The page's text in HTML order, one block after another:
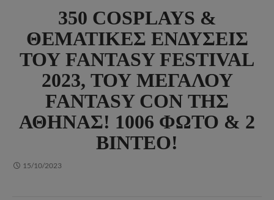
350 COSPLAYS &
ΘΕΜΑΤΙΚΈΣ ΕΝΔΎΣΕΙΣ
ΤΟΥ FANTASY FESTIVAL
2023, ΤΟΥ ΜΕΓΆΛΟΥ
FANTASY CON ΤΗΣ
ΑΘΉΝΑΣ! 1006 ΦΏΤΟ & 2
ΒΊΝΤΕΟ!
15/10/2023